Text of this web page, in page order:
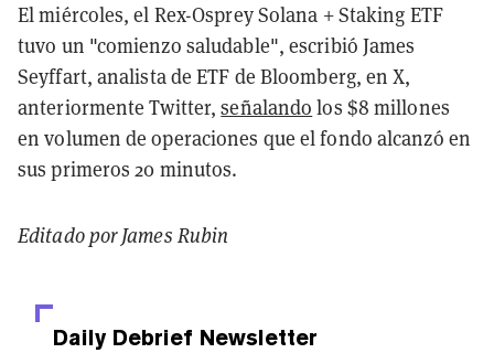
El miércoles, el Rex-Osprey Solana + Staking ETF
tuvo un "comienzo saludable", escribió James
Seyffart, analista de ETF de Bloomberg, en X,
anteriormente Twitter,señalando los $8 millones
en volumen de operaciones que el fondo alcanzó en
sus primeros 20 minutos.
Editado por James Rubin
Daily Debrief Newsletter